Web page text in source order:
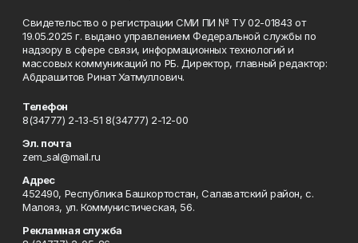
Свидетельство о регистрации СМИ ПИ № ТУ 02-01843 от
19.05.2025 г. выдано управлением Федеральной службы по
надзору в сфере связи, информационных технологий и
массовых коммуникаций по РБ. Директор, главный редактор:
Абдрашитов Ринат Хатмуллович.
Телефон
8(34777) 2-13-51 8(34777) 2-12-00
Эл. почта
zem_sal@mail.ru
Адрес
452490, Республика Башкортостан, Салаватский район, с.
Малояз, ул. Коммунистическая, 56.
Рекламная служба